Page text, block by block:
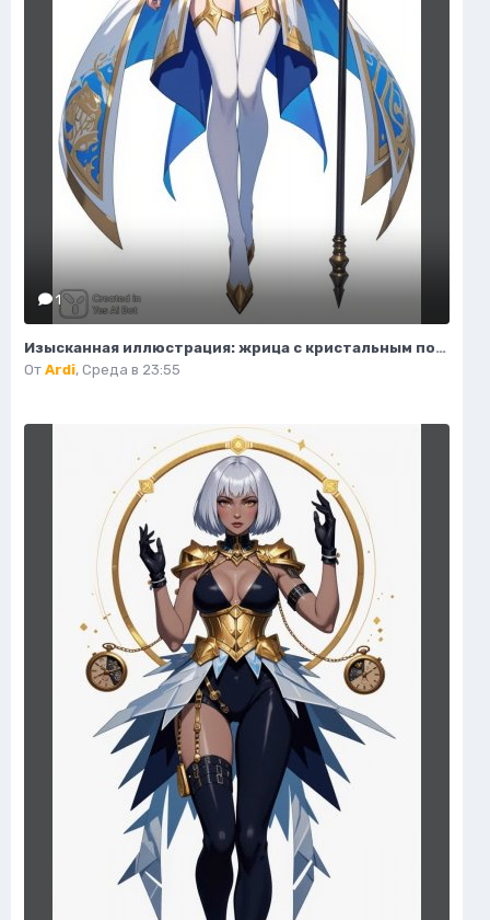
1
Изысканная иллюстрация: жрица с кристальным посохом и волшебным светом. Нейронная сеть Flux.1
От Ardi, Среда в 23:55